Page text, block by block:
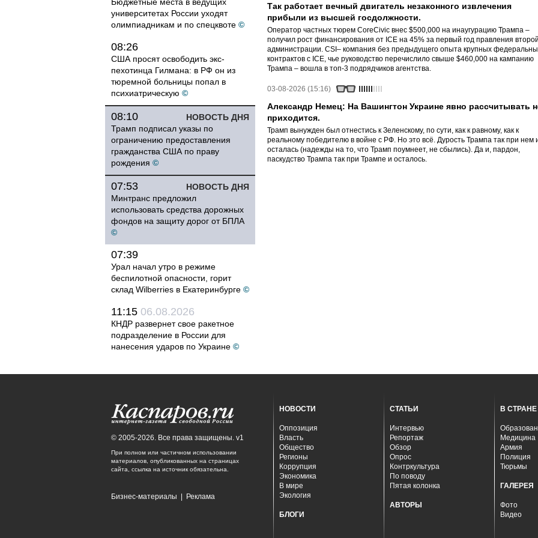
университетах России уходят
олимпиадникам и по спецквоте ©
08:26
США просят освободить экс-
пехотинца Гилмана: в РФ он из
тюремной больницы попал в
психиатрическую ©
НОВОСТЬ ДНЯ
08:10
Трамп подписал указы по
ограничению предоставления
гражданства США по праву
рождения ©
НОВОСТЬ ДНЯ
07:53
Минтранс предложил
использовать средства дорожных
фондов на защиту дорог от БПЛА
©
07:39
Урал начал утро в режиме
беспилотной опасности, горит
склад Wilberries в Екатеринбурге ©
11:15 06.08.2026
КНДР развернет свое ракетное
подразделение в России для
нанесения ударов по Украине ©
Так работает вечный двигатель незаконного извлечения
прибыли из высшей госдолжности.
Оператор частных тюрем CoreCivic внес $500,000 на инаугурацию Трампа –
получил рост финансирования от ICE на 45% за первый год правления второй
администрации. CSI– компания без предыдущего опыта крупных
контрактов с ICE, чье руководство перечислило свыше $460,000 на кампанию
Трампа – вошла в топ-3 подрядчиков агентства.
03-08-2026 (15:16)
Александр Немец: На Вашингтон Украине явно рассчитывать
приходится.
Трамп вынужден был отнестись к Зеленскому, по сути, как к равному, как к
реальному победителю в войне с РФ. Но это всё. Дурость Трампа так при нем
осталась (надежды на то, что Трамп поумнеет, не сбылись). Да и, пардон,
паскудство Трампа так при Трампе и осталось.
© 2005-2026. Все права защищены. v1
При полном или частичном использовании
материалов, опубликованных на страницах
сайта, ссылка на источник обязательна.
Бизнес-материалы Реклама
НОВОСТИ
Оппозиция
Власть
Общество
Регионы
Коррупция
Экономика
В мире
Экология
БЛОГИ
СТАТЬИ
Интервью
Репортаж
Обзор
Опрос
Контркультура
По поводу
Пятая колонка
АВТОРЫ
В СТРАНЕ
Медицина
Армия
Полиция
Тюрьмы
ГАЛЕРЕЯ
Фото
Видео